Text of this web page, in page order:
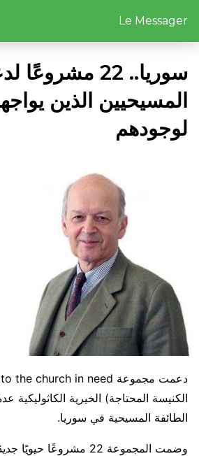
Le Messager
سوريا.. 22 مشروعًا
المسيحيين الذين
لوجودهم
الكنيسة المحتاجة) الخيرية
الطائفة المسيحية في سوريا.
وضمت المجموعة 22 مشروعًا